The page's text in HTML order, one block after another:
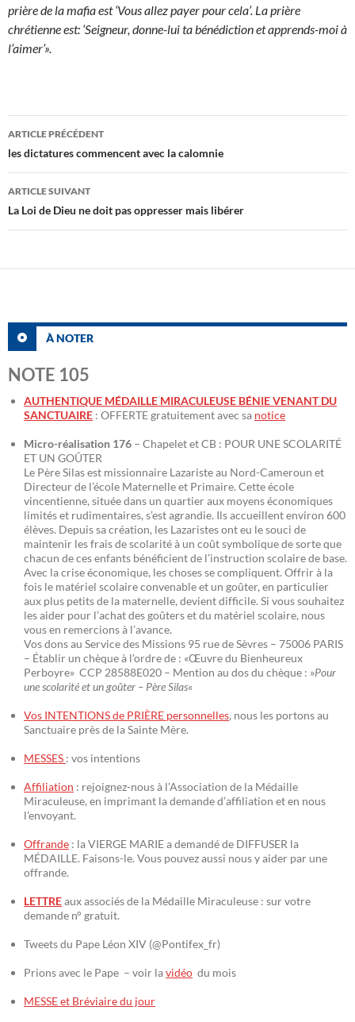
prière de la mafia est ‘Vous allez payer pour cela’. La prière
chrétienne est: ‘Seigneur, donne-lui ta bénédiction et apprends-moi à
l’aimer’».
Navigation
des
articles
ARTICLE PRÉCÉDENT
les dictatures commencent avec la calomnie
ARTICLE SUIVANT
La Loi de Dieu ne doit pas oppresser mais libérer
À NOTER
NOTE 105
AUTHENTIQUE MÉDAILLE MIRACULEUSE BÉNIE VENANT DU
SANCTUAIRE : OFFERTE gratuitement avec sa notice
Micro-réalisation 176 – Chapelet et CB : POUR UNE SCOLARITÉ
ET UN GOÛTER
Le Père Silas est missionnaire Lazariste au Nord-Cameroun et
Directeur de l’école Maternelle et Primaire. Cette école
vincentienne, située dans un quartier aux moyens économiques
limités et rudimentaires, s’est agrandie. Ils accueillent environ 600
élèves. Depuis sa création, les Lazaristes ont eu le souci de
maintenir les frais de scolarité à un coût symbolique de sorte que
chacun de ces enfants bénéficient de l’instruction scolaire de base.
Avec la crise économique, les choses se compliquent. Offrir à la
fois le matériel scolaire convenable et un goûter, en particulier
aux plus petits de la maternelle, devient difficile. Si vous souhaitez
les aider pour l’achat des goûters et du matériel scolaire, nous
vous en remercions à l’avance.
Vos dons au Service des Missions 95 rue de Sèvres – 75006 PARIS
– Établir un chèque à l’ordre de : «Œuvre du Bienheureux
Perboyre» CCP 28588E020 – Mention au dos du chèque : »Pour
une scolarité et un goûter – Père Silas«
Vos INTENTIONS de PRIÈRE personnelles, nous les portons au
Sanctuaire près de la Sainte Mère.
MESSES : vos intentions
Affiliation : rejoignez-nous à l’Association de la Médaille
Miraculeuse, en imprimant la demande d’affiliation et en nous
l’envoyant.
Offrande : la VIERGE MARIE a demandé de DIFFUSER la
MÉDAILLE. Faisons-le. Vous pouvez aussi nous y aider par une
offrande.
LETTREaux associés de la Médaille Miraculeuse : sur votre
demande n° gratuit.
Tweets du Pape Léon XIV (@Pontifex_fr)
Prions avec le Pape – voir lavidéo du mois
MESSE et Bréviaire du jour